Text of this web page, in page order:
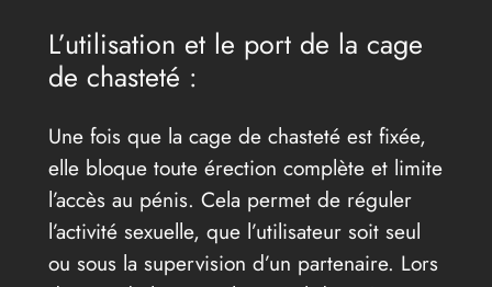
L’utilisation et le port de la cage
de chasteté :
Une fois que la cage de chasteté est fixée,
elle bloque toute érection complète et limite
l’accès au pénis. Cela permet de réguler
l’activité sexuelle, que l’utilisateur soit seul
ou sous la supervision d’un partenaire. Lors